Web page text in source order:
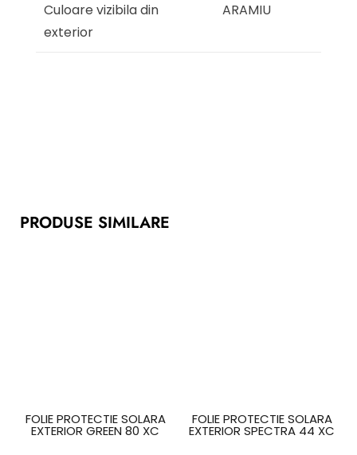
Culoare vizibila din
exterior
ARAMIU
PRODUSE SIMILARE
FOLIE PROTECTIE SOLARA
EXTERIOR GREEN 80 XC
FOLIE PROTECTIE SOLARA
EXTERIOR SPECTRA 44 XC